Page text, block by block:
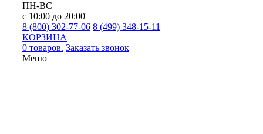
ПН-ВС
с 10:00 до 20:00
8 (800) 302-77-06 8 (499) 348-15-11
КОРЗИНА
0 товаров. Заказать звонок
Меню